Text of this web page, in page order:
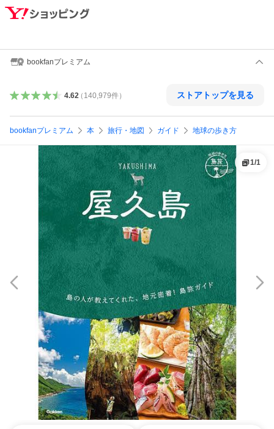
bookfanプレミアム
4.62（ 140,979件） ストアトップを見る
bookfanプレミアム 本 旅行・地図 ガイド 地球の歩き方
1/1